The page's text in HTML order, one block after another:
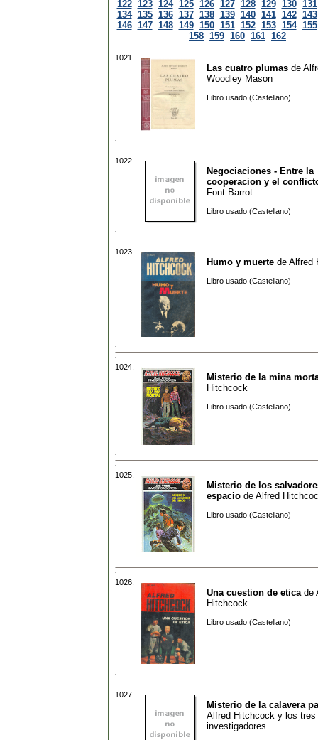
122 123 124 125 126 127 128 129 130 131
134 135 136 137 138 139 140 141 142 143
146 147 148 149 150 151 152 153 154 155
158 159 160 161 162
1021.
Las cuatro plumas de
Woodley Mason
Libro usado (Castellano)
1022.
Negociaciones - Entre la
cooperacion y el
Font Barrot
Libro usado (Castellano)
1023.
Humo y muerte de Alfred
Libro usado (Castellano)
1024.
Misterio de la mina
Hitchcock
Libro usado (Castellano)
1025.
Misterio de los
espacio de Alfred
Libro usado (Castellano)
1026.
Una cuestion de etica de
Hitchcock
Libro usado (Castellano)
1027.
Misterio de la calavera
Alfred Hitchcock y los tres
investigadores